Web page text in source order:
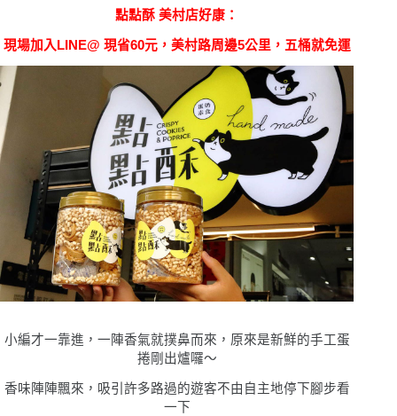
點點酥 美村店好康 ：
現場加入LINE@ 現省60元，美村路周邊5公里，五桶就免運
小編才一靠進，一陣香氣就撲鼻而來，原來是新鮮的手工蛋
捲剛出爐囉〜
香味陣陣飄來，吸引許多路過的遊客不由自主地停下腳步看
一下